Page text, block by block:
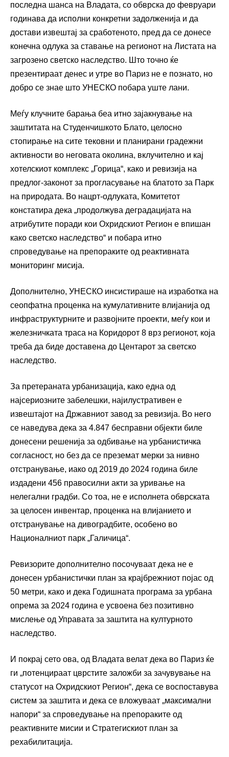
последна шанса на Владата, со обврска до февруари
годинава да исполни конкретни задолженија и да
достави извештај за сработеното, пред да се донесе
конечна одлука за ставање на регионот на Листата на
загрозено светско наследство. Што точно ќе
презентираат денес и утре во Париз не е познато, но
добро се знае што УНЕСКО побара уште лани.
Меѓу клучните барања беа итно зајакнување на
заштитата на Студенчишкото Блато, целосно
стопирање на сите тековни и планирани градежни
активности во неговата околина, вклучително и кај
хотелскиот комплекс „Горица“, како и ревизија на
предлог-законот за прогласување на блатото за Парк
на природата. Во нацрт-одлуката, Комитетот
констатира дека „продолжува деградацијата на
атрибутите поради кои Охридскиот Регион е впишан
како светско наследство“ и побара итно
спроведување на препораките од реактивната
мониторинг мисија.
Дополнително, УНЕСКО инсистираше на изработка на
сеопфатна проценка на кумулативните влијанија од
инфраструктурните и развојните проекти, меѓу кои и
железничката траса на Коридорот 8 врз регионот, која
треба да биде доставена до Центарот за светско
наследство.
За претераната урбанизација, како една од
најсериозните забелешки, најилустративен е
извештајот на Државниот завод за ревизија. Во него
се наведува дека за 4.847 бесправни објекти биле
донесени решенија за одбивање на урбанистичка
согласност, но без да се преземат мерки за нивно
отстранување, иако од 2019 до 2024 година биле
издадени 456 правосилни акти за уривање на
нелегални градби. Со тоа, не е исполнета обврската
за целосен инвентар, проценка на влијанието и
отстранување на дивоградбите, особено во
Националниот парк „Галичица“.
Ревизорите дополнително посочуваат дека не е
донесен урбанистички план за крајбрежниот појас од
50 метри, како и дека Годишната програма за урбана
опрема за 2024 година е усвоена без позитивно
мислење од Управата за заштита на културното
наследство.
И покрај сето ова, од Владата велат дека во Париз ќе
ги „потенцираат цврстите заложби за зачувување на
статусот на Охридскиот Регион“, дека се воспоставува
систем за заштита и дека се вложуваат „максимални
напори“ за спроведување на препораките од
реактивните мисии и Стратегискиот план за
рехабилитација.